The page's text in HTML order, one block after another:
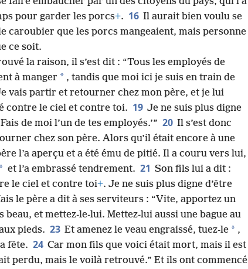
pour garder les porcs+. 16 Il aurait bien voulu se
caroubier que les porcs mangeaient, mais personne
ce soit.
la raison, il s’est dit : “Tous les employés de
à manger * , tandis que moi ici je suis en train de
vais partir et retourner chez mon père, et je lui
contre le ciel et contre toi. 19 Je ne suis plus digne
de moi l’un de tes employés.’” 20 Il s’est donc
chez son père. Alors qu’il était encore à une
l’a aperçu et a été ému de pitié. Il a couru vers lui,
* et l’a embrassé tendrement. 21 Son fils lui a dit :
le ciel et contre toi+. Je ne suis plus digne d’être
le père a dit à ses serviteurs : “Vite, apportez un
beau, et mettez-le-lui. Mettez-lui aussi une bague au
pieds. 23 Et amenez le veau engraissé, tuez-le * ,
fête. 24 Car mon fils que voici était mort, mais il est
perdu, mais le voilà retrouvé.” Et ils ont commencé